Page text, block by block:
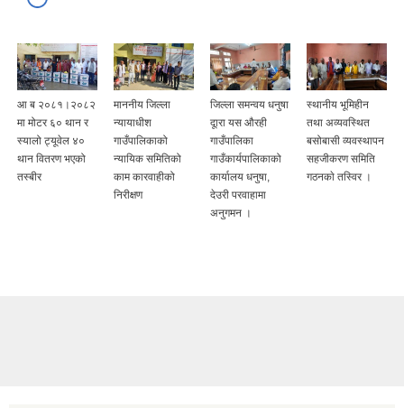
आ ब २०८१।२०८२
मा मोटर ६० थान र
स्यालो ट्यूवेल ४०
थान वितरण भएको
तस्बीर
माननीय जिल्ला
न्यायाधीश
गाउँपालिकाको
न्यायिक समितिको
काम कारवाहीको
निरीक्षण
जिल्ला समन्वय धनुषा
दूारा यस औरही
गाउँपालिका
गाउँकार्यपालिकाको
कार्यालय धनुषा,
देउरी परवाहामा
अनुगमन ।
स्थानीय भूमिहीन
तथा अव्यवस्थित
बसोबासी व्यवस्थापन
सहजीकरण समिति
गठनकाे तस्विर ।